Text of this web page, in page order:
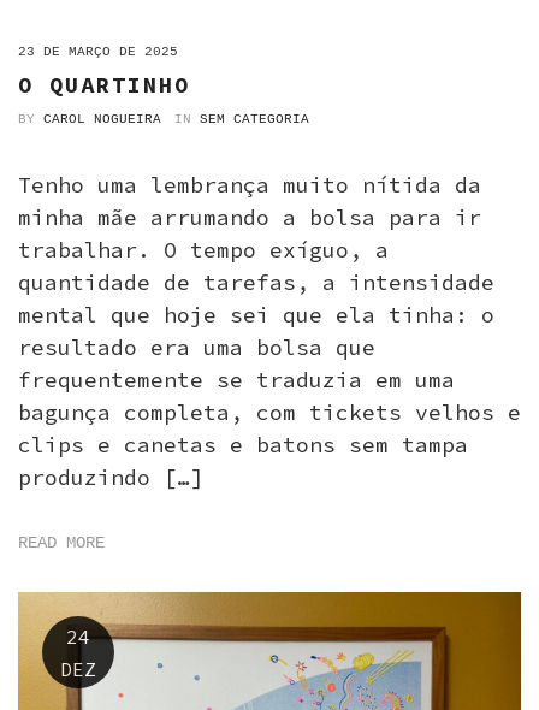
ON
23 DE MARÇO DE 2025
O QUARTINHO
BY CAROL NOGUEIRA IN SEM CATEGORIA
Tenho uma lembrança muito nítida da
minha mãe arrumando a bolsa para ir
trabalhar. O tempo exíguo, a
quantidade de tarefas, a intensidade
mental que hoje sei que ela tinha: o
resultado era uma bolsa que
frequentemente se traduzia em uma
bagunça completa, com tickets velhos e
clips e canetas e batons sem tampa
produzindo […]
READ MORE
24
DEZ